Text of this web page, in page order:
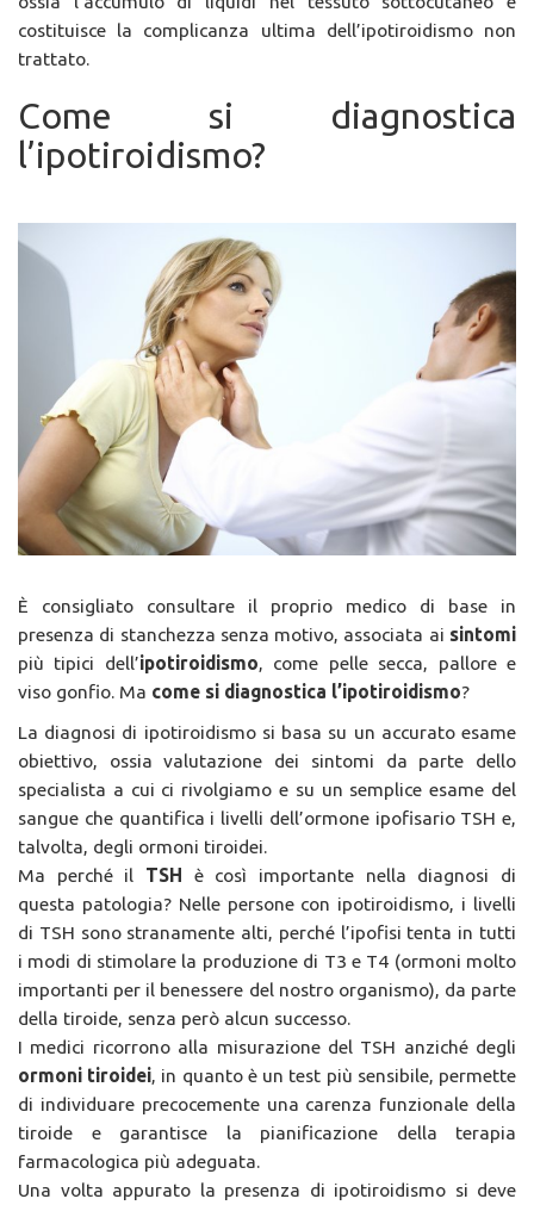
costituisce la complicanza ultima dell’ipotiroidismo non
trattato.
Come si diagnostica
l’ipotiroidismo?
È consigliato consultare il proprio medico di base in
presenza di stanchezza senza motivo, associata ai sintomi
più tipici dell’ipotiroidismo, come pelle secca, pallore e
viso gonfio. Ma come si diagnostica l’ipotiroidismo?
La diagnosi di ipotiroidismo si basa su un accurato esame
obiettivo, ossia valutazione dei sintomi da parte dello
specialista a cui ci rivolgiamo e su un semplice esame del
sangue che quantifica i livelli dell’ormone ipofisario TSH e,
talvolta, degli ormoni tiroidei.
Ma perché il TSH è così importante nella diagnosi di
questa patologia? Nelle persone con ipotiroidismo, i livelli
di TSH sono stranamente alti, perché l’ipofisi tenta in tutti
i modi di stimolare la produzione di T3 e T4 (ormoni molto
importanti per il benessere del nostro organismo), da parte
della tiroide, senza però alcun successo.
I medici ricorrono alla misurazione del TSH anziché degli
ormoni tiroidei, in quanto è un test più sensibile, permette
di individuare precocemente una carenza funzionale della
tiroide e garantisce la pianificazione della terapia
farmacologica più adeguata.
Una volta appurato la presenza di ipotiroidismo si deve